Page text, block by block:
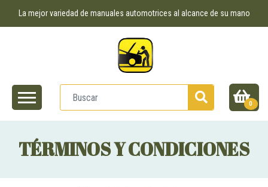
La mejor variedad de manuales automotrices al alcance de su mano
0
TÉRMINOS Y CONDICIONES